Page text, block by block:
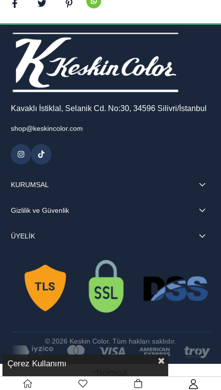
Kavaklı İstiklal, Selanik Cd. No:30, 34596 Silivri/İstanbul
shop@keskincolor.com
KURUMSAL
Gizlilik ve Güvenlik
ÜYELİK
© 2026 Keskin Color. Tüm hakları saklıdır.
Çerez Kullanımı